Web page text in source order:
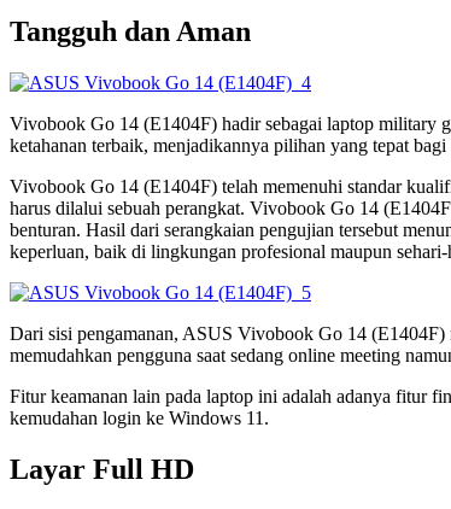
Tangguh dan Aman
Vivobook Go 14 (E1404F) hadir sebagai laptop military
ketahanan terbaik, menjadikannya pilihan yang tepat
Vivobook Go 14 (E1404F) telah memenuhi standar
harus dilalui sebuah perangkat. Vivobook Go 14
benturan. Hasil dari serangkaian pengujian tersebut
keperluan, baik di lingkungan profesional maupun sehari-
Dari sisi pengamanan, ASUS Vivobook Go 14
memudahkan pengguna saat sedang online meeting
Fitur keamanan lain pada laptop ini adalah adanya fitur
kemudahan login ke Windows 11.
Layar Full HD